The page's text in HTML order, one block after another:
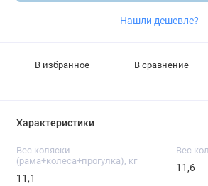
Нашли дешевле?
В избранное В сравнение
Характеристики
Вес коляски
(рама+колеса+прогулка), кг
11,1
Вес
11,6